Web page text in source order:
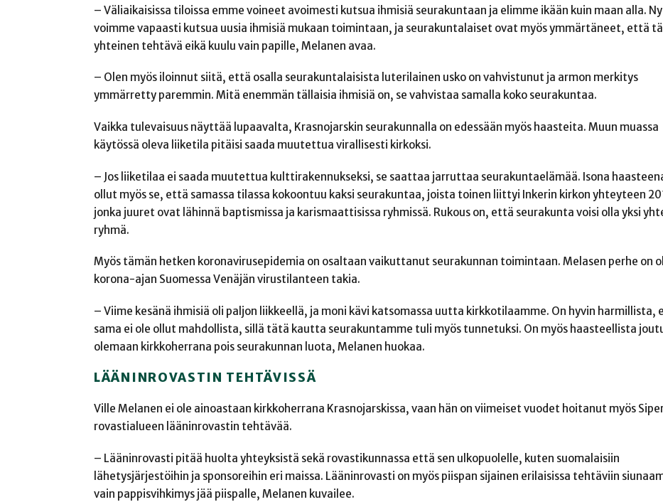
– Väliaikaisissa tiloissa emme voineet avoimesti kutsua ihmisiä seurakuntaan ja elimme ikään kuin maan alla.
voimme vapaasti kutsua uusia ihmisiä mukaan toimintaan, ja seurakuntalaiset ovat myös ymmärtäneet, että
yhteinen tehtävä eikä kuulu vain papille, Melanen avaa.
– Olen myös iloinnut siitä, että osalla seurakuntalaisista luterilainen usko on vahvistunut ja armon merkitys
ymmärretty paremmin. Mitä enemmän tällaisia ihmisiä on, se vahvistaa samalla koko seurakuntaa.
Vaikka tulevaisuus näyttää lupaavalta, Krasnojarskin seurakunnalla on edessään myös haasteita. Muun muassa
käytössä oleva liiketila pitäisi saada muutettua virallisesti kirkoksi.
– Jos liiketilaa ei saada muutettua kulttirakennukseksi, se saattaa jarruttaa seurakuntaelämää. Isona
ollut myös se, että samassa tilassa kokoontuu kaksi seurakuntaa, joista toinen liittyi Inkerin kirkon yhteyteen
jonka juuret ovat lähinnä baptismissa ja karismaattisissa ryhmissä. Rukous on, että seurakunta voisi olla yksi
ryhmä.
Myös tämän hetken koronavirusepidemia on osaltaan vaikuttanut seurakunnan toimintaan. Melasen perhe on
korona-ajan Suomessa Venäjän virustilanteen takia.
– Viime kesänä ihmisiä oli paljon liikkeellä, ja moni kävi katsomassa uutta kirkkotilaamme. On hyvin harmillista,
sama ei ole ollut mahdollista, sillä tätä kautta seurakuntamme tuli myös tunnetuksi. On myös haasteellista
olemaan kirkkoherrana pois seurakunnan luota, Melanen huokaa.
LÄÄNINROVASTIN TEHTÄVISSÄ
Ville Melanen ei ole ainoastaan kirkkoherrana Krasnojarskissa, vaan hän on viimeiset vuodet hoitanut myös
rovastialueen lääninrovastin tehtävää.
– Lääninrovasti pitää huolta yhteyksistä sekä rovastikunnassa että sen ulkopuolelle, kuten suomalaisiin
lähetysjärjestöihin ja sponsoreihin eri maissa. Lääninrovasti on myös piispan sijainen erilaisissa tehtäviin
vain pappisvihkimys jää piispalle, Melanen kuvailee.